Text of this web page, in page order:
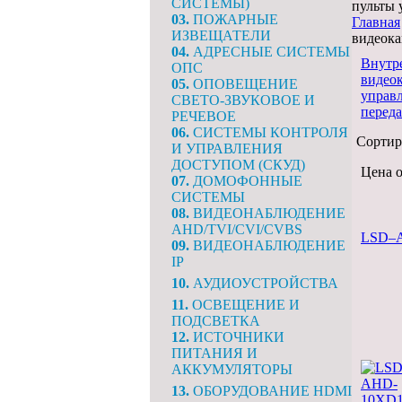
СИСТЕМЫ)
03. ПОЖАРНЫЕ
ИЗВЕЩАТЕЛИ
04. АДРЕСНЫЕ СИСТЕМЫ
ОПС
05. ОПОВЕЩЕНИЕ
СВЕТО-ЗВУКОВОЕ И
РЕЧЕВОЕ
06. СИСТЕМЫ КОНТРОЛЯ
И УПРАВЛЕНИЯ
ДОСТУПОМ (СКУД)
07. ДОМОФОННЫЕ
СИСТЕМЫ
08. ВИДЕОНАБЛЮДЕНИЕ
AHD/TVI/CVI/CVBS
09. ВИДЕОНАБЛЮДЕНИЕ
IP
10. АУДИОУСТРОЙСТВА
11. ОСВЕЩЕНИЕ И
ПОДСВЕТКА
12. ИСТОЧНИКИ
ПИТАНИЯ И
АККУМУЛЯТОРЫ
13. ОБОРУДОВАНИЕ HDMI
пульты
Главная
Цена